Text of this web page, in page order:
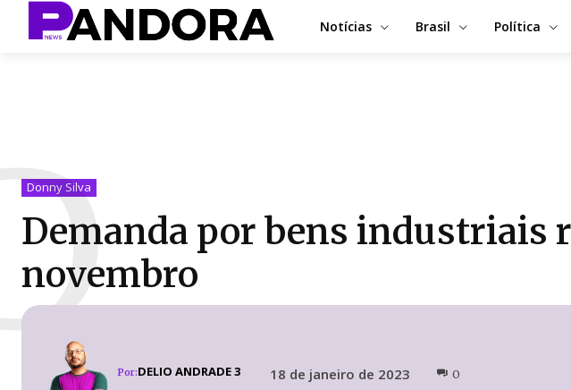
Notícias Brasil Política
Donny Silva
Demanda por bens industriais
novembro
Por:DELIO ANDRADE 3 18 de janeiro de 2023 0